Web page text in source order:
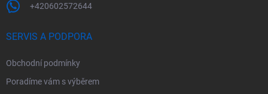
+420602572644
SERVIS A PODPORA
Obchodní podmínky
Poradíme vám s výběrem